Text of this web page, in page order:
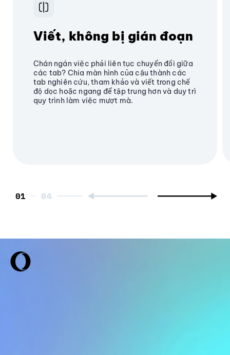
Viết, không bị gián đoạn
Chán ngán việc phải liên tục chuyển đổi giữa
các tab? Chia màn hình của cậu thành các
tab nghiên cứu, tham khảo và viết trong chế
độ dọc hoặc ngang để tập trung hơn và duy trì
quy trình làm việc mượt mà.
01